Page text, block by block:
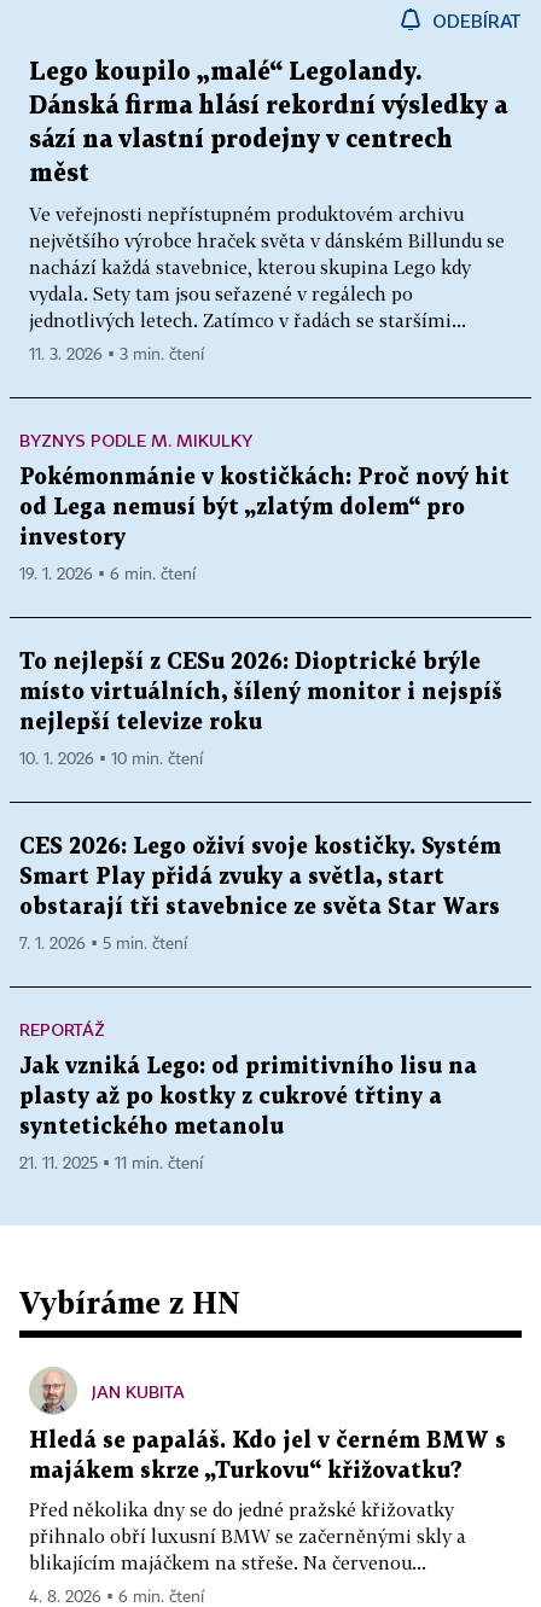
ODEBÍRAT
Lego koupilo „malé“ Legolandy.
Dánská firma hlásí rekordní výsledky a
sází na vlastní prodejny v centrech
měst
Ve veřejnosti nepřístupném produktovém archivu
největšího výrobce hraček světa v dánském Billundu se
nachází každá stavebnice, kterou skupina Lego kdy
vydala. Sety tam jsou seřazené v regálech po
jednotlivých letech. Zatímco v řadách se staršími...
11. 3. 2026 ▪ 3 min. čtení
BYZNYS PODLE M. MIKULKY
Pokémonmánie v kostičkách: Proč nový hit
od Lega nemusí být „zlatým dolem“ pro
investory
19. 1. 2026 ▪ 6 min. čtení
To nejlepší z CESu 2026: Dioptrické brýle
místo virtuálních, šílený monitor i nejspíš
nejlepší televize roku
10. 1. 2026 ▪ 10 min. čtení
CES 2026: Lego oživí svoje kostičky. Systém
Smart Play přidá zvuky a světla, start
obstarají tři stavebnice ze světa Star Wars
7. 1. 2026 ▪ 5 min. čtení
REPORTÁŽ
Jak vzniká Lego: od primitivního lisu na
plasty až po kostky z cukrové třtiny a
syntetického metanolu
21. 11. 2025 ▪ 11 min. čtení
Vybíráme z HN
JAN KUBITA
Hledá se papaláš. Kdo jel v černém BMW s
majákem skrze „Turkovu“ křižovatku?
Před několika dny se do jedné pražské křižovatky
přihnalo obří luxusní BMW se začerněnými skly a
blikajícím majáčkem na střeše. Na červenou...
4. 8. 2026 ▪ 6 min. čtení